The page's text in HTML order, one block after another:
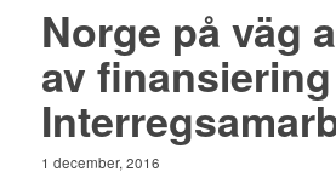
Norge på väg
av
1 december, 2016